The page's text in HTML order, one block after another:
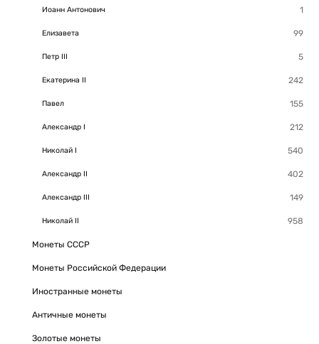
Иоанн Антонович
Елизавета
Петр III
Екатерина II
Павел
Александр I
Николай I
Александр II
Александр III
Николай II
Монеты СССР
Монеты Российской Федерации
Иностранные монеты
Античные монеты
Золотые монеты